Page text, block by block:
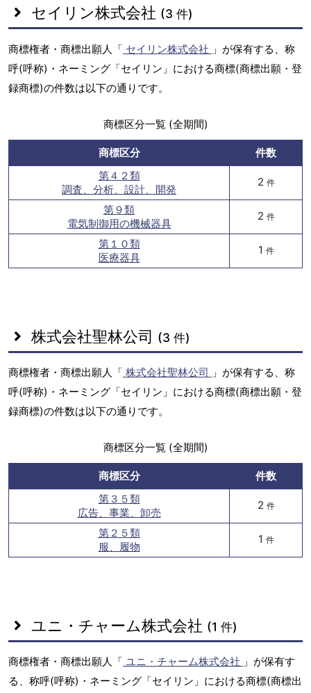
セイリン株式会社 (3 件)
商標権者・商標出願人「 セイリン株式会社 」が保有する、称
呼(呼称)・ネーミング「セイリン」における商標(商標出願・登
録商標)の件数は以下の通りです。
商標区分一覧 (全期間)
商標区分
件数
第４２類
調査、分析、設計、開発
2 件
第９類
電気制御用の機械器具
2 件
第１０類
医療器具
1 件
株式会社聖林公司 (3 件)
商標権者・商標出願人「 株式会社聖林公司 」が保有する、称
呼(呼称)・ネーミング「セイリン」における商標(商標出願・登
録商標)の件数は以下の通りです。
商標区分一覧 (全期間)
商標区分
件数
第３５類
広告、事業、卸売
2 件
第２５類
服、履物
1 件
ユニ・チャーム株式会社 (1 件)
商標権者・商標出願人「 ユニ・チャーム株式会社 」が保有す
る、称呼(呼称)・ネーミング「セイリン」における商標(商標出